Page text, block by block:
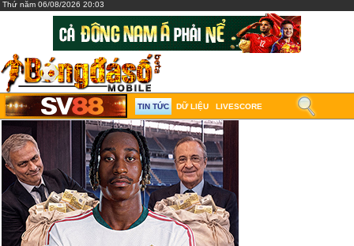
Thứ năm 06/08/2026 20:03
TIN TỨC DỮ LIỆU LIVESCORE